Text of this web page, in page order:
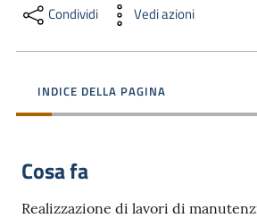
Documenti
Argomenti
Condividi Vedi azioni
INDICE DELLA PAGINA
Cosa fa
Realizzazione di lavori di